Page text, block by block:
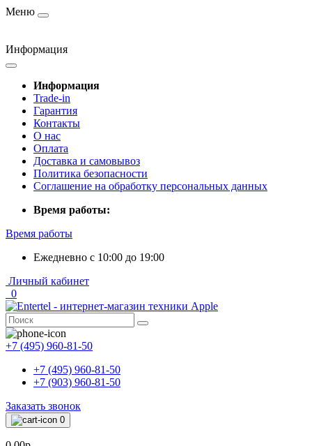
Меню
Информация
Информация
Trade-in
Гарантия
Контакты
О нас
Оплата
Доставка и самовывоз
Политика безопасности
Соглашение на обработку персональных данных
Время работы:
Время работы
Ежедневно с 10:00 до 19:00
Личный кабинет
0
+7 (495) 960-81-50
+7 (495) 960-81-50
+7 (903) 960-81-50
Заказать звонок
0